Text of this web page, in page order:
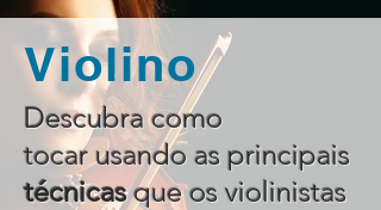
Violino
Descubra como
tocar usando as principais
técnicasque os violinistas